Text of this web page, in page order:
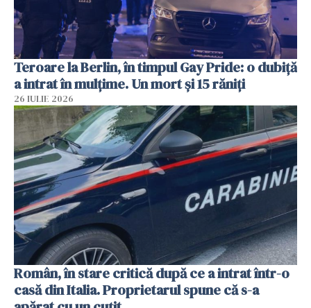
Teroare la Berlin, în timpul Gay Pride: o dubiță
a intrat în mulțime. Un mort și 15 răniți
26 IULIE 2026
Român, în stare critică după ce a intrat într-o
casă din Italia. Proprietarul spune că s-a